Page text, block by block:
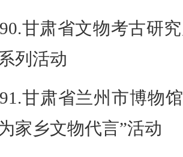
90.甘肃省文物考古研
列活动
91.甘肃省兰州市博物
家乡文物代言”活动